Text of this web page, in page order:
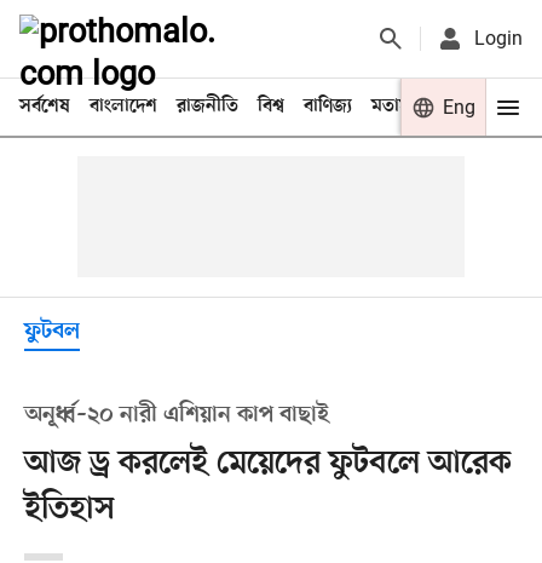
Login
সর্বশেষ বাংলাদেশ রাজনীতি বিশ্ব বাণিজ্য মতামত খেলা
Eng
ফুটবল
অনূর্ধ্ব–২০ নারী এশিয়ান কাপ বাছাই
আজ ড্র করলেই মেয়েদের ফুটবলে আরেক
ইতিহাস